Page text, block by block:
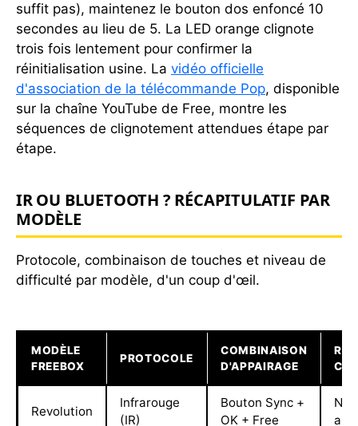
suffit pas), maintenez le bouton dos enfoncé 10
secondes au lieu de 5. La LED orange clignote
trois fois lentement pour confirmer la
réinitialisation usine. La vidéo officielle
d'association de la télécommande Pop, disponible
sur la chaîne YouTube de Free, montre les
séquences de clignotement attendues étape par
étape.
IR OU BLUETOOTH ? RÉCAPITULATIF PAR
MODÈLE
Protocole, combinaison de touches et niveau de
difficulté par modèle, d'un coup d'œil.
MODÈLE
FREEBOX
PROTOCOLE
COMBINAISON
D'APPAIRAGE
Revolution
Infrarouge
(IR)
Bouton Sync +
OK + Free
Non